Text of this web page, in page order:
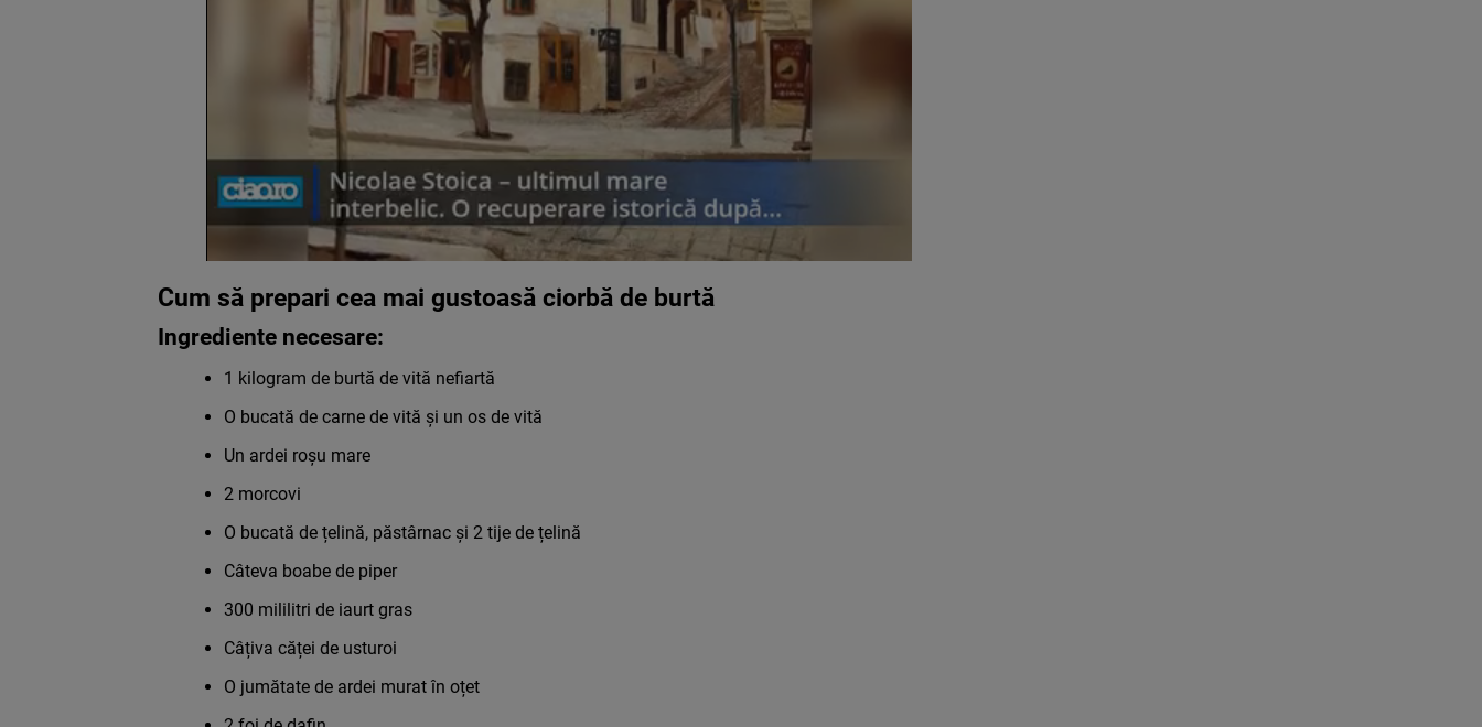
Cum să prepari cea mai gustoasă ciorbă de burtă
Ingrediente necesare:
1 kilogram de burtă de vită nefiartă
O bucată de carne de vită și un os de vită
Un ardei roșu mare
2 morcovi
O bucată de țelină, păstârnac și 2 tije de țelină
Câteva boabe de piper
300 mililitri de iaurt gras
Câțiva căței de usturoi
O jumătate de ardei murat în oțet